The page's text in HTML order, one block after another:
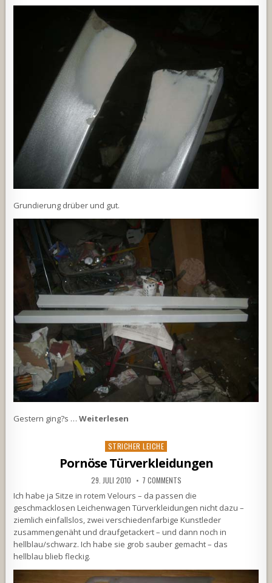
Grundierung drüber und gut.
Gestern ging?s …Weiterlesen
Posted
in
STRICHER LEICHE
Pornöse Türverkleidungen
29. JULI 2010 7 COMMENTS
Ich habe ja Sitze in rotem Velours – da passen die
geschmacklosen Leichenwagen Türverkleidungen nicht dazu –
ziemlich einfallslos, zwei verschiedenfarbige Kunstleder
zusammengenäht und draufgetackert – und dann noch in
hellblau/schwarz. Ich habe sie grob sauber gemacht – das
hellblau blieb fleckig.